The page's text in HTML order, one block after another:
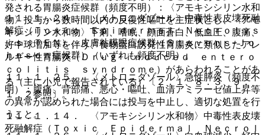
１１．１．２４． 〈メトロニダゾール〉中毒性表皮壊死融
解症（Ｔｏｘｉｃ Ｅｐｉｄｅｒｍａｌ Ｎｅｃｒｏｌｙｓ
ｉｓ：ＴＥＮ）、皮膚粘膜眼症候群（Ｓｔｅｖｅｎｓ−Ｊｏ
ｈｎｓｏｎ症候群）（いずれも頻度不明）。
１１．１．２５． 〈メトロニダゾール〉急性膵炎（頻度不
明）：腹痛、背部痛、悪心・嘔吐、血清アミラーゼ値上昇等
の異常が認められた場合には投与を中止し、適切な処置を行
うこと。
発される胃腸炎症候群（頻度不明）：〈アモキシシリン水和
物〉投与から数時間以内の反復性嘔吐を主症状とし、〈アモ
キシシリン水和物〉下痢、嗜眠、顔面蒼白、低血圧、腹痛、
好中球増加等を伴う、食物蛋白誘発性胃腸炎に類似したアレ
ルギー性胃腸炎（Ｄｒｕｇ−ｉｎｄｕｃｅｄ ｅｎｔｅｒｏ
ｃｏｌｉｔｉｓ ｓｙｎｄｒｏｍｅ）があらわれることがあ
る（主に小児で報告されている）〔２．１、８．３、９．
１．２参照〕。
１１．１．１４． 〈アモキシシリン水和物〉中毒性表皮壊
死融解症（Ｔｏｘｉｃ Ｅｐｉｄｅｒｍａｌ Ｎｅｃｒｏｌ